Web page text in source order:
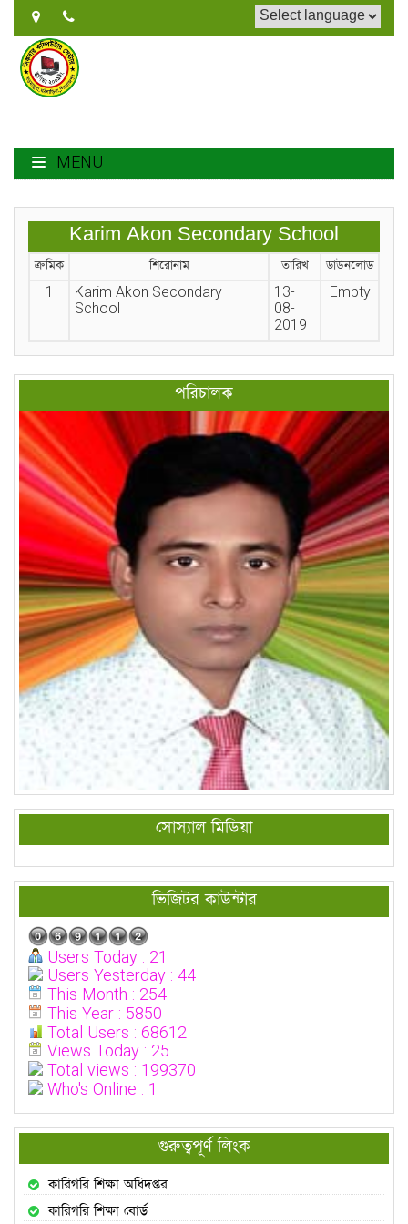
MENU
Karim Akon Secondary School
ক্রমিক শিরোনাম তারিখ
ডাউনলোড
1
Karim Akon Secondary
School
13-
08-
2019
Empty
পরিচালক
সোস্যাল মিডিয়া
ভিজিটর কাউন্টার
Users Today : 21
Users Yesterday : 44
This Month : 254
This Year : 5850
Total Users : 68612
Views Today : 25
Total views : 199370
Who's Online : 1
গুরুত্বপূর্ণ লিংক
কারিগরি শিক্ষা অধিদপ্তর
কারিগরি শিক্ষা বোর্ড